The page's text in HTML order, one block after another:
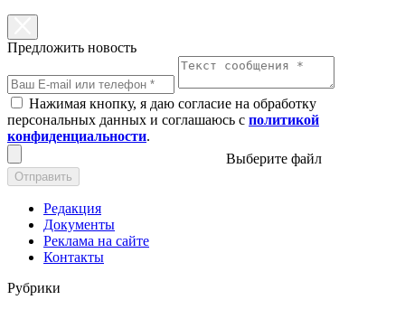
Предложить новость
Нажимая кнопку, я даю согласие на обработку
персональных данных и соглашаюсь с политикой
конфиденциальности.
Выберите файл
Отправить
Редакция
Документы
Реклама на сайте
Контакты
Рубрики